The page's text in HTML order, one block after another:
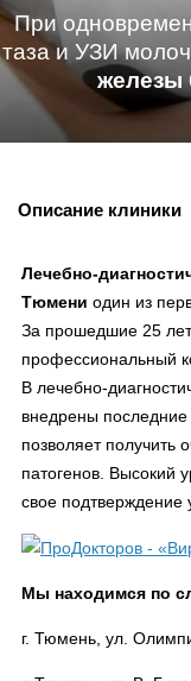
При
таза и УЗИ
железы
Описание клиники
Лечебно-
Тюмени один из
За прошедшие 25
профессиональный
В лечебно-
внедрены
позволяет получить
патогенов. Высокий
свое подтверждение
Мы находимся по
г. Тюмень, ул.